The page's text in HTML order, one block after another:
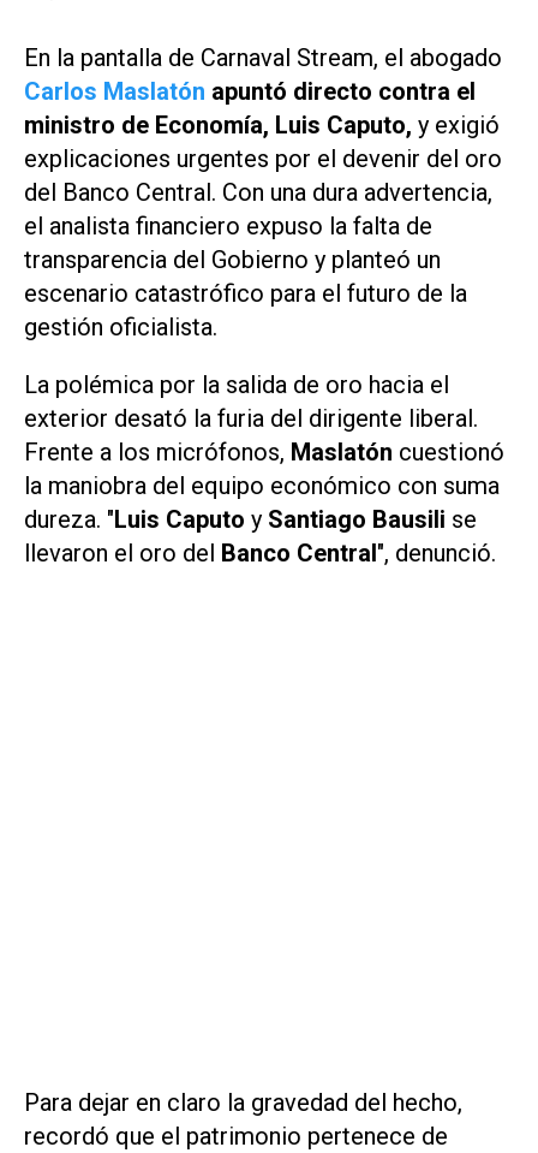
En la pantalla de Carnaval Stream, el abogado
Carlos Maslatón apuntó directo contra el
ministro de Economía, Luis Caputo, y exigió
explicaciones urgentes por el devenir del oro
del Banco Central. Con una dura advertencia,
el analista financiero expuso la falta de
transparencia del Gobierno y planteó un
escenario catastrófico para el futuro de la
gestión oficialista.
La polémica por la salida de oro hacia el
exterior desató la furia del dirigente liberal.
Frente a los micrófonos, Maslatón cuestionó
la maniobra del equipo económico con suma
dureza. "Luis Caputo y Santiago Bausili se
llevaron el oro del Banco Central", denunció.
Para dejar en claro la gravedad del hecho,
recordó que el patrimonio pertenece de